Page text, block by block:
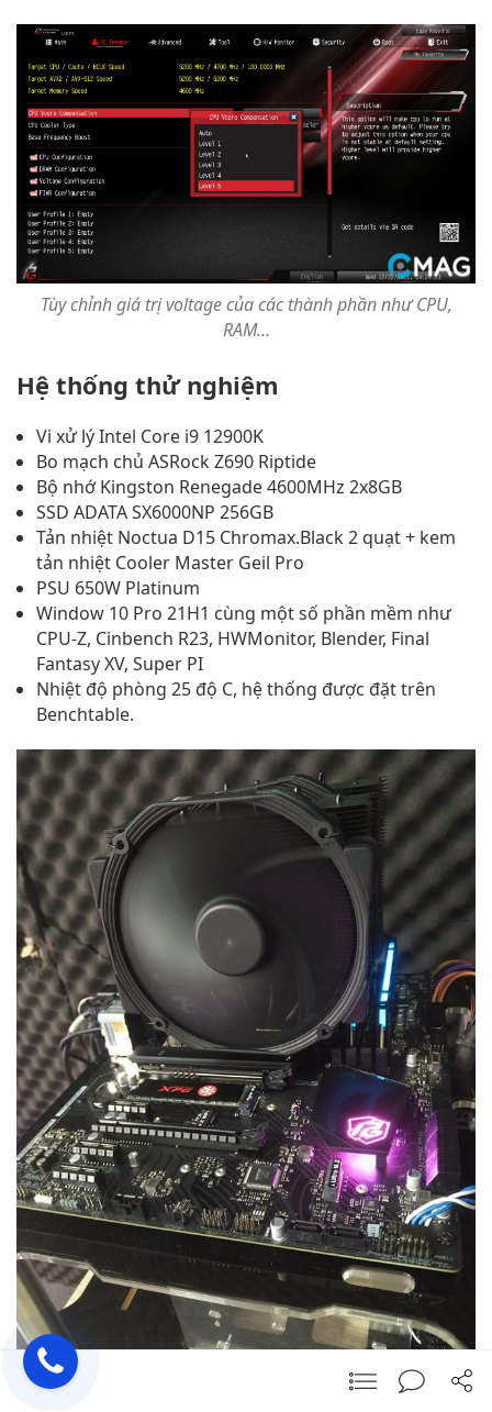
Tùy chỉnh giá trị voltage của các thành phần như CPU,
RAM…
Hệ thống thử nghiệm
Vi xử lý Intel Core i9 12900K
Bo mạch chủ ASRock Z690 Riptide
Bộ nhớ Kingston Renegade 4600MHz 2x8GB
SSD ADATA SX6000NP 256GB
Tản nhiệt Noctua D15 Chromax.Black 2 quạt + kem
tản nhiệt Cooler Master Geil Pro
PSU 650W Platinum
Window 10 Pro 21H1 cùng một số phần mềm như
CPU-Z, Cinbench R23, HWMonitor, Blender, Final
Fantasy XV, Super PI
Nhiệt độ phòng 25 độ C, hệ thống được đặt trên
Benchtable.